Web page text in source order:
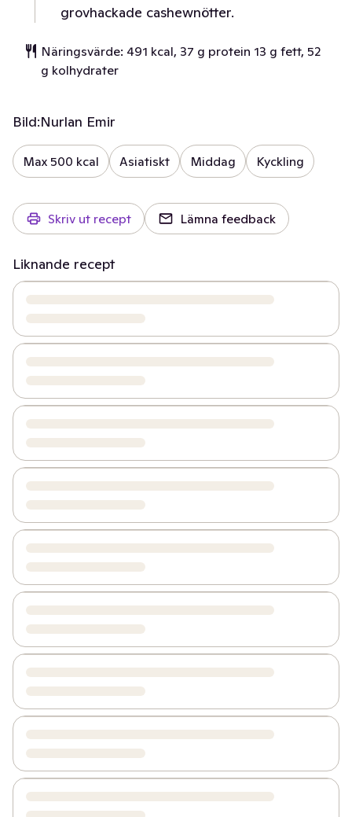
grovhackade cashewnötter.
Näringsvärde: 491 kcal, 37 g protein 13 g fett, 52
g kolhydrater
Bild:Nurlan Emir
Max 500 kcal Asiatiskt Middag Kyckling
Skriv ut recept Lämna feedback
Liknande recept